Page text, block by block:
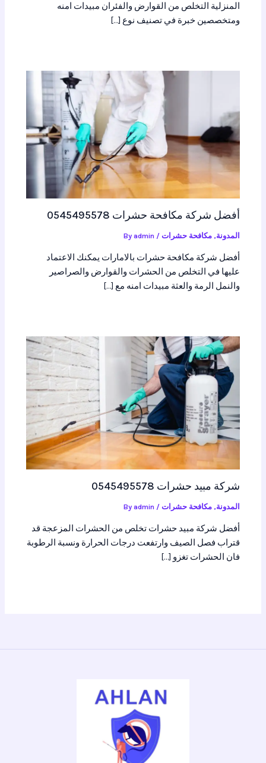
المنزلية التخلص من القوارض والفئران مبيدات امنه
ومتخصصين خبرة في تصنيف نوع […]
أفضل شركة مكافحة حشرات 0545495578
المدونة,مكافحة حشرات / By
admin
أفضل شركة مكافحة حشرات بالامارات يمكنك الاعتماد
عليها في التخلص من الحشرات والقوارض والصراصير
والنمل الرمة والعثة مبيدات امنه مع […]
شركة مبيد حشرات 0545495578
المدونة,مكافحة حشرات / By
admin
أفضل شركة مبيد حشرات تخلص من الحشرات المزعجة قد
قتراب فصل الصيف وارتفعت درجات الحرارة ونسبة الرطوبة
فان الحشرات تغزو […]